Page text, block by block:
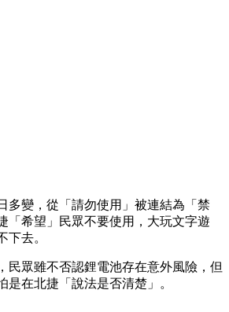
多變，從「請勿使用」被連結為「禁
「希望」民眾不要使用，大玩文字遊
下去。
民眾雖不否認鋰電池存在意外風險，但
是在北捷「說法是否清楚」。